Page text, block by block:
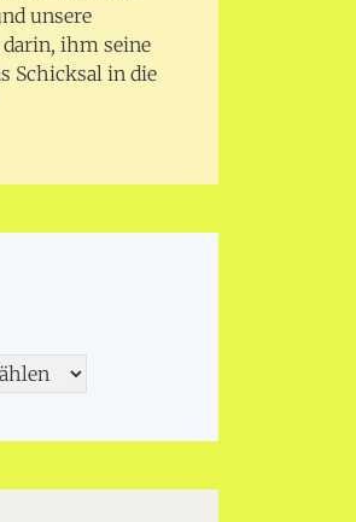
unsere
ihm seine
Schicksal in die